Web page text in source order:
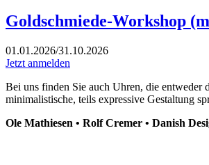
Goldschmiede-Workshop
01.01.2026/31.10.2026
Jetzt anmelden
Bei uns finden Sie auch Uhren, die entweder
minimalistische, teils expressive Gestaltung
Ole Mathiesen • Rolf Cremer • Danish